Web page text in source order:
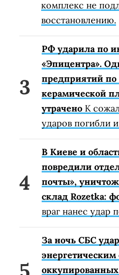
комплекс не
восстановлению.
РФ ударила по
«Эпицентра».
предприятий по
керамической
утрачено К
ударов погибли
В Киеве и
повредили
почты»,
склад Rozetka:
враг нанес удар
За ночь СБС
энергетическим